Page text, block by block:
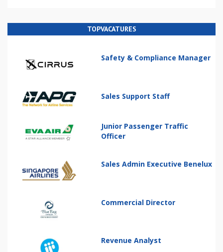
TOPVACATURES
Safety & Compliance Manager
Sales Support Staff
Junior Passenger Traffic
Officer
Sales Admin Executive Benelux
Commercial Director
Revenue Analyst